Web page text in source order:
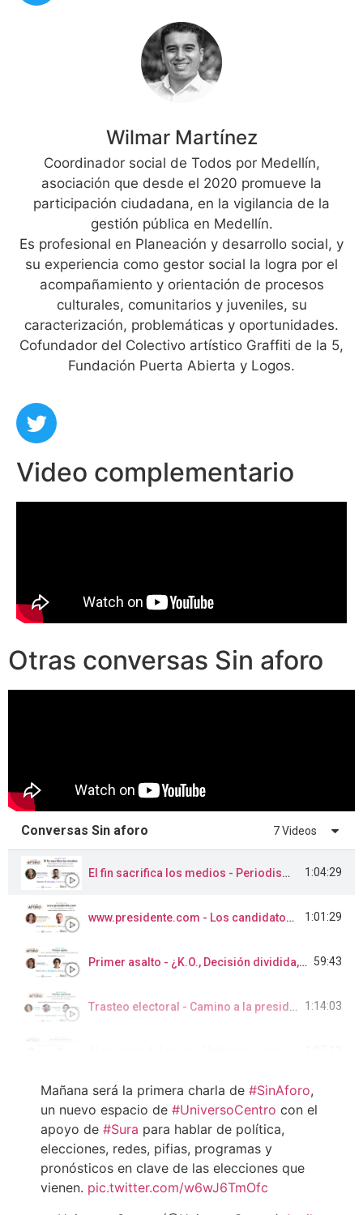
Wilmar Martínez
Coordinador social de Todos por Medellín,
asociación que desde el 2020 promueve la
participación ciudadana, en la vigilancia de la
gestión pública en Medellín.
Es profesional en Planeación y desarrollo social, y
su experiencia como gestor social la logra por el
acompañamiento y orientación de procesos
culturales, comunitarios y juveniles, su
caracterización, problemáticas y oportunidades.
Cofundador del Colectivo artístico Graffiti de la 5,
Fundación Puerta Abierta y Logos.
Video complementario
Otras conversas Sin aforo
Conversas Sin aforo 7 Videos
El fin sacrifica los medios - Periodismo en elecciones 1:04:29
www.presidente.com - Los candidatos en redes 1:01:29
Primer asalto - ¿K.O., Decisión dividida, conteo de protección? 59:43
Trasteo electoral - Camino a la presidencia con parada en las grandes ciudades 1:14:03
Pensar la página 1:09:26
Mañana será la primera charla de #SinAforo,
un nuevo espacio de #UniversoCentro con el
apoyo de #Sura para hablar de política,
elecciones, redes, pifias, programas y
pronósticos en clave de las elecciones que
vienen. pic.twitter.com/w6wJ6TmOfc